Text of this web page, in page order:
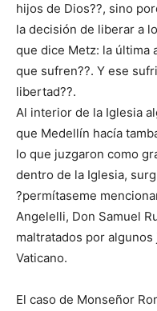
hijos de Dios??, sino
la decisión de liberar a
que dice Metz: la última
que sufren??. Y ese
libertad??.
Al interior de la Iglesia
que Medellín hacía
lo que juzgaron como
dentro de la Iglesia,
?permítaseme
Angelelli, Don Samuel
maltratados por
Vaticano.
El caso de Monseñor